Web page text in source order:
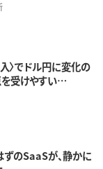
〉でドル円に変化の
受けやすい…
ずのSaaSが、静かに